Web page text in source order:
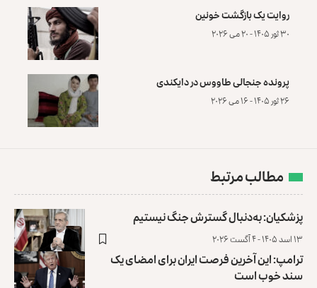
روایت یک بازگشت خونین
۳۰ ثور ۱۴۰۵ - ۲۰ می ۲۰۲۶
پرونده‌ جنجالی طاووس در دایکندی
۲۶ ثور ۱۴۰۵ - ۱۶ می ۲۰۲۶
مطالب مرتبط
پزشکیان: به‌دنبال گسترش جنگ نیستیم
۱۳ اسد ۱۴۰۵ - ۴ آگست ۲۰۲۶
ترامپ: این آخرین فرصت ایران برای امضای یک
سند خوب است